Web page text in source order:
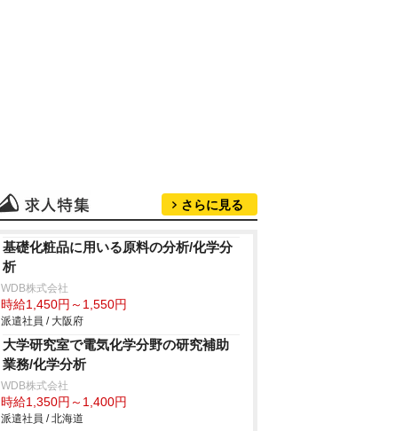
さらに見る
基礎化粧品に用いる原料の分析/化学分
析
WDB株式会社
時給1,450円～1,550円
派遣社員 / 大阪府
大学研究室で電気化学分野の研究補助
業務/化学分析
WDB株式会社
時給1,350円～1,400円
派遣社員 / 北海道